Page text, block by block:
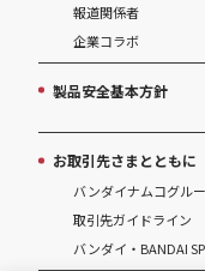
報道関係者
企業コラボ
製品安全基本方針
お取引先さまとともに
バンダイナムコグル
取引先ガイドライン
バンダイ・BANDAI